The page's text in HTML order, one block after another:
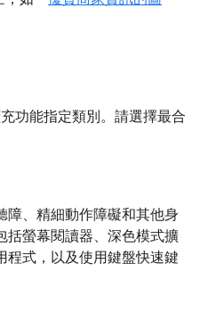
功能指定類別。請選擇最合
障、精細動作障礙和其他身
括螢幕閱讀器、深色模式擴
程式，以及使用鍵盤快速鍵